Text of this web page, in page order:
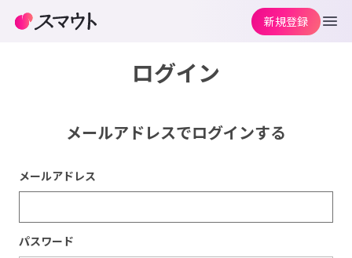
ログイン
メールアドレスでログインする
メールアドレス
パスワード
新規登録